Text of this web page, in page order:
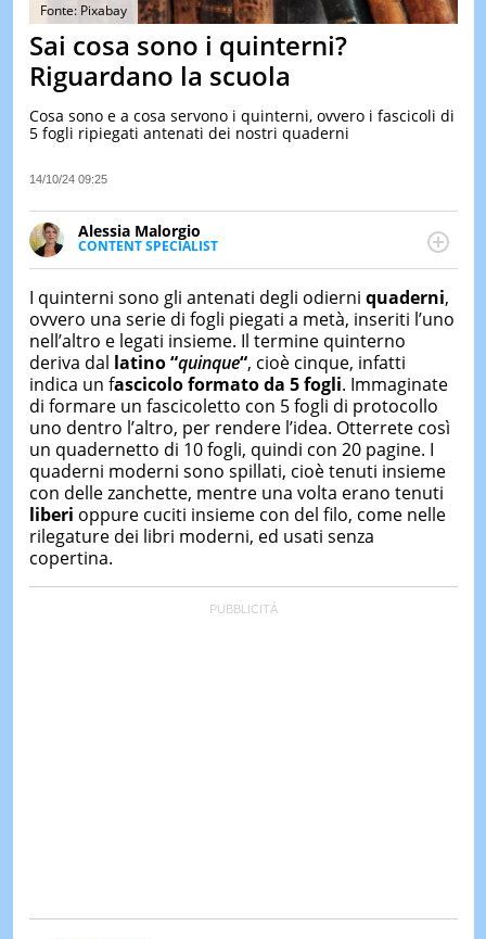
&
TEST
LE
DI
IERI
Fonte: Pixabay
Sai cosa sono i quinterni?
Riguardano la scuola
Cosa sono e a cosa servono i quinterni, ovvero i fascicoli di
5 fogli ripiegati antenati dei nostri quaderni
14/10/24 09:25
Alessia Malorgio
CONTENT SPECIALIST
Ha conseguito un Master in Marketing Management
occupa della creazione di contenuti in ottica SEO e
dello sviluppo di strategie marketing attraverso
canali digitali.
I quinterni sono gli antenati degli odierni quaderni,
ovvero una serie di fogli piegati a metà, inseriti l’uno
nell’altro e legati insieme. Il termine quinterno
deriva dal latino “quinque“, cioè cinque, infatti
indica un fascicolo formato da 5 fogli. Immaginate
di formare un fascicoletto con 5 fogli di protocollo
uno dentro l’altro, per rendere l’idea. Otterrete così
un quadernetto di 10 fogli, quindi con 20 pagine. I
quaderni moderni sono spillati, cioè tenuti insieme
con delle zanchette, mentre una volta erano tenuti
liberi oppure cuciti insieme con del filo, come nelle
rilegature dei libri moderni, ed usati senza
copertina.